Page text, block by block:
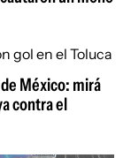
México: mirá
contra el